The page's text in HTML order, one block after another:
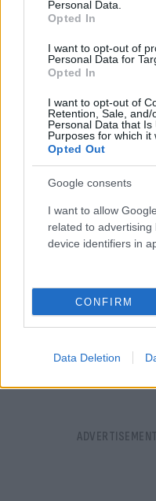
Personal Data.
Opted In
I want to opt-out of
Personal Data for
Opted In
I want to opt-out of
Retention, Sale,
Personal Data that
Purposes for which it
Opted Out
Google consents
I want to allow
related to
device identifiers in
CONFIRM
Data Deletion
Συντριβή
«ελληνικού FBI»
06.08.2026